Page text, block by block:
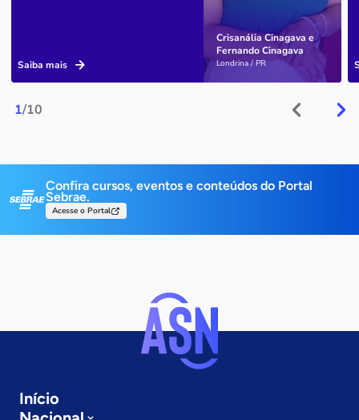
1/10
Crisanália Cinagava e
Fernando Cinagava
Londrina / PR
Saiba mais
Confira cursos, eventos e conteúdos do Portal
Sebrae.
Acesse o Portal
Início